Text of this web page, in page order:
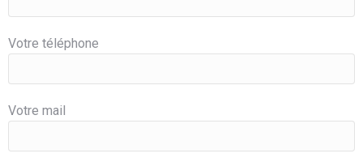
Votre téléphone
Votre mail